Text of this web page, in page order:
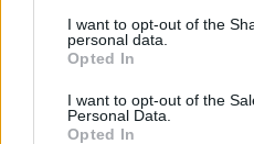
I want to opt-out of the
personal data.
Opted In
I want to opt-out of the
Personal Data.
Opted In